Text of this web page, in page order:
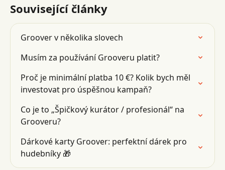
Související články
Groover v několika slovech
Musím za používání Grooveru platit?
Proč je minimální platba 10 €? Kolik bych měl
investovat pro úspěšnou kampaň?
Co je to „Špičkový kurátor / profesionál“ na
Grooveru?
Dárkové karty Groover: perfektní dárek pro
hudebníky 🎁